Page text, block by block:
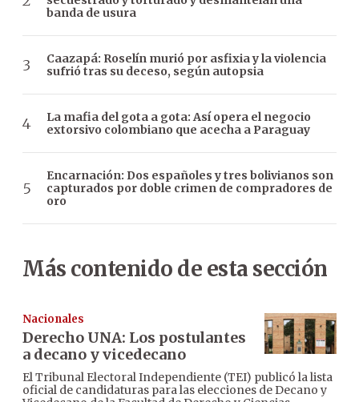
banda de usura
Caazapá: Roselín murió por asfixia y la violencia
sufrió tras su deceso, según autopsia
La mafia del gota a gota: Así opera el negocio
extorsivo colombiano que acecha a Paraguay
Encarnación: Dos españoles y tres bolivianos son
capturados por doble crimen de compradores de
oro
Más contenido de esta sección
Nacionales
Derecho UNA: Los postulantes
a decano y vicedecano
El Tribunal Electoral Independiente (TEI) publicó la lista
oficial de candidaturas para las elecciones de Decano y